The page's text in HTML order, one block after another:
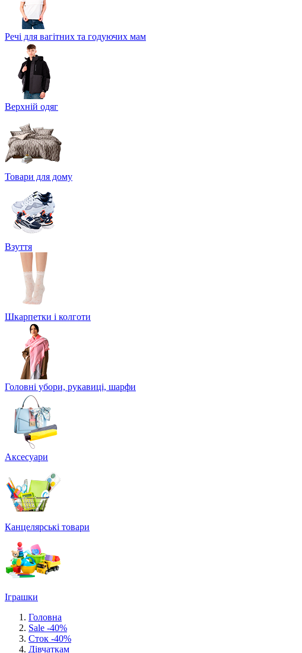
Речі для вагітних та годуючих мам
Верхній одяг
Товари для дому
Взуття
Шкарпетки і колготи
Головні убори, рукавиці, шарфи
Аксесуари
Канцелярські товари
Іграшки
Головна
Sale -40%
Сток -40%
Дівчаткам